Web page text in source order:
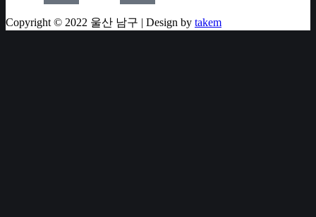
Copyright © 2022 울산 남구 | Design by takem